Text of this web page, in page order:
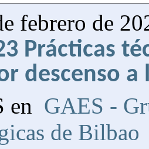
febrero de
Prácticas
descenso a
en GAES -
de Bilbao